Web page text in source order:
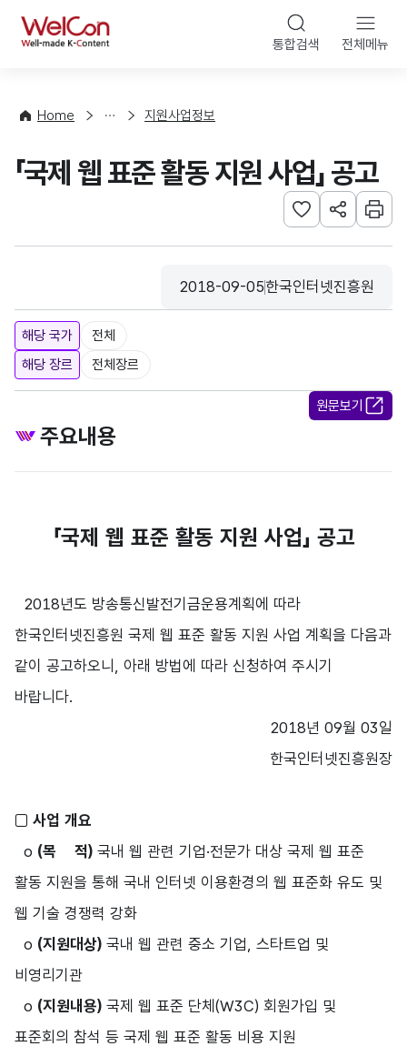
WelCon 통합검색 전체메뉴
Home
사
청
지원사업정보
「국제 웹 표준 활동 지원 사업」 공고
관심사 등록하기
URL 공유하
인쇄
등록일
2018-09-05
수집기관
한국인터넷진흥원
해당 국가
전체
해당 장르
전체장르
원문보기
주요내용
「국제 웹 표준 활동 지원 사업」 공고
2018년도 방송통신발전기금운용계획에 따라
한국인터넷진흥원 국제 웹 표준 활동 지원 사업 계획을 다음과
같이 공고하오니, 아래 방법에 따라 신청하여 주시기
바랍니다.
2018년 09월 03일
한국인터넷진흥원장
□ 사업 개요
o (목 적) 국내 웹 관련 기업·전문가 대상 국제 웹 표준
활동 지원을 통해 국내 인터넷 이용환경의 웹 표준화 유도 및
웹 기술 경쟁력 강화
o (지원대상) 국내 웹 관련 중소 기업, 스타트업 및
비영리기관
o (지원내용) 국제 웹 표준 단체(W3C) 회원가입 및
표준회의 참석 등 국제 웹 표준 활동 비용 지원